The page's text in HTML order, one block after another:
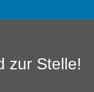
zur Stelle!